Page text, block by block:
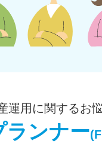
運用に関するお
ランナー